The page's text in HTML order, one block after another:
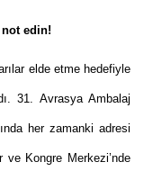
edin!
elde etme hedefiyle
31. Avrasya Ambalaj
her zamanki adresi
Kongre Merkezi’nde